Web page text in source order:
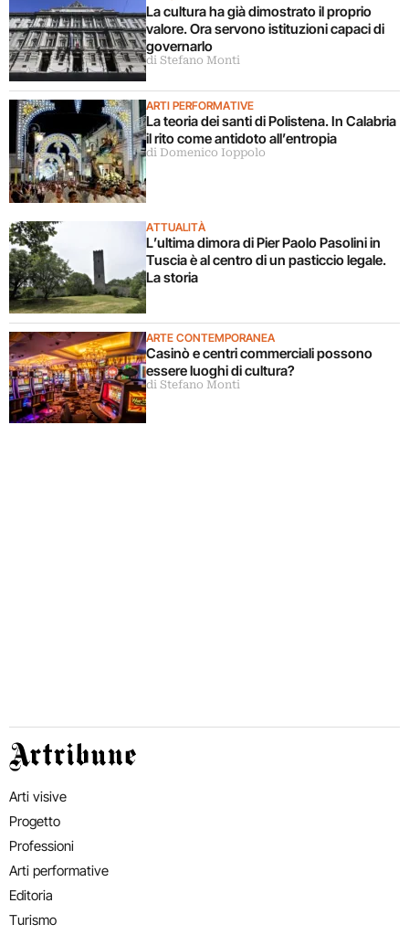
La cultura ha già dimostrato il proprio
valore. Ora servono istituzioni capaci di
governarlo
di Stefano Monti
ARTI PERFORMATIVE
La teoria dei santi di Polistena. In Calabria
il rito come antidoto all’entropia
di Domenico Ioppolo
ATTUALITÀ
L’ultima dimora di Pier Paolo Pasolini in
Tuscia è al centro di un pasticcio legale.
La storia
ARTE CONTEMPORANEA
Casinò e centri commerciali possono
essere luoghi di cultura?
di Stefano Monti
Artribune
Arti visive
Progetto
Professioni
Arti performative
Editoria
Turismo